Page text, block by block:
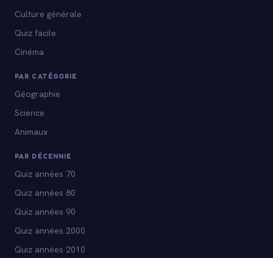
Culture générale
Quiz facile
Cinéma
PAR CATÉGORIE
Géographie
Science
Animaux
PAR DÉCENNIE
Quiz années 70
Quiz années 80
Quiz années 90
Quiz années 2000
Quiz années 2010